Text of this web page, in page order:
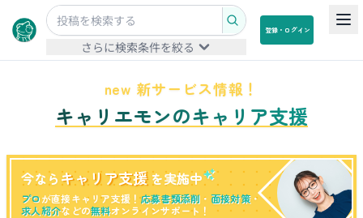
さらに検索条件を絞る
登録・ログイン
new 新サービス情報！
キャリエモンのキャリア支援
今なら キャリア支援 を実施中
プロが直接キャリア支援！応募書類添削 ・ 面接対策・
求人紹介などの無料オンラインサポート！